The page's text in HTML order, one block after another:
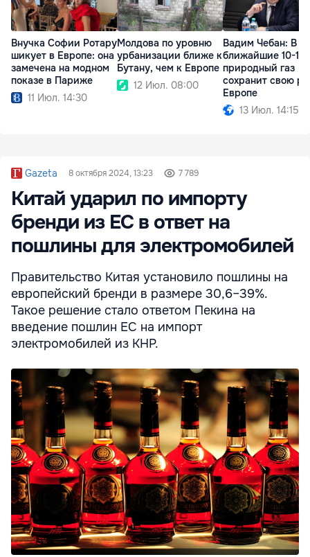
Внучка Софии Ротару
шикует в Европе: она
замечена на модном
показе в Париже
11 Июл. 14:30
Молдова по уровню
урбанизации ближе к
Бутану, чем к Европе
12 Июл. 08:00
Вадим Чебан: В
ближайшие 10-15
природный газ
сохранит свою
Европе
13 Июл. 14:15
Gazeta 8 октября 2024, 13:23 7 789
Китай ударил по импорту
бренди из ЕС в ответ на
пошлины для электромобилей
Правительство Китая установило пошлины на
европейский бренди в размере 30,6–39%.
Такое решение стало ответом Пекина на
введение пошлин ЕС на импорт
электромобилей из КНР.